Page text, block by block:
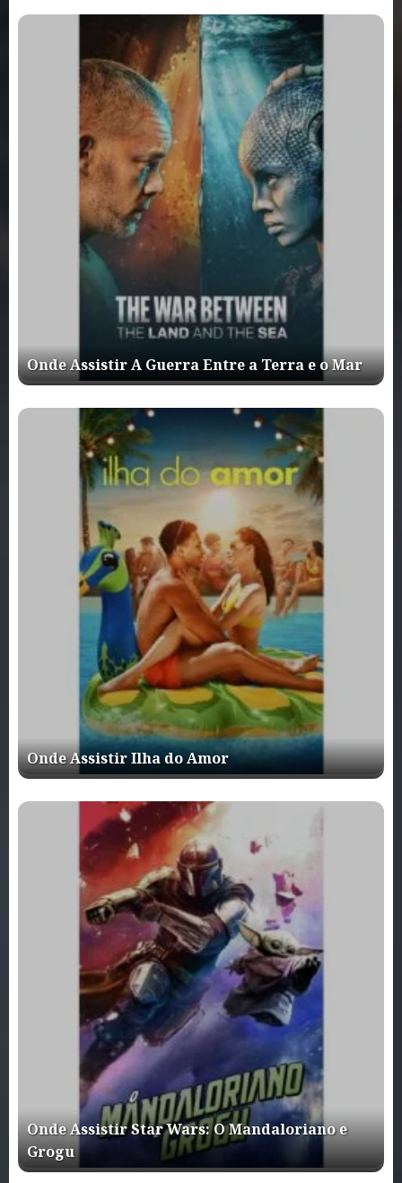
Onde Assistir A Guerra Entre a Terra e o Mar
Onde Assistir Ilha do Amor
Onde Assistir Star Wars: O Mandaloriano e
Grogu